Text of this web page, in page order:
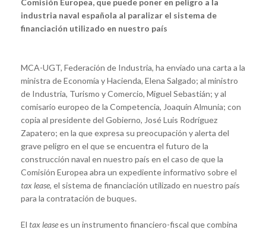
industria naval española al paralizar el sistema de
financiación utilizado en nuestro país
MCA-UGT, Federación de Industria, ha enviado una carta a la
ministra de Economía y Hacienda, Elena Salgado; al ministro
de Industria, Turismo y Comercio, Miguel Sebastián; y al
comisario europeo de la Competencia, Joaquín Almunia; con
copia al presidente del Gobierno, José Luis Rodríguez
Zapatero; en la que expresa su preocupación y alerta del
grave peligro en el que se encuentra el futuro de la
construcción naval en nuestro país en el caso de que la
Comisión Europea abra un expediente informativo sobre el
tax lease, el sistema de financiación utilizado en nuestro país
para la contratación de buques.
El tax leasees un instrumento financiero-fiscal que combina